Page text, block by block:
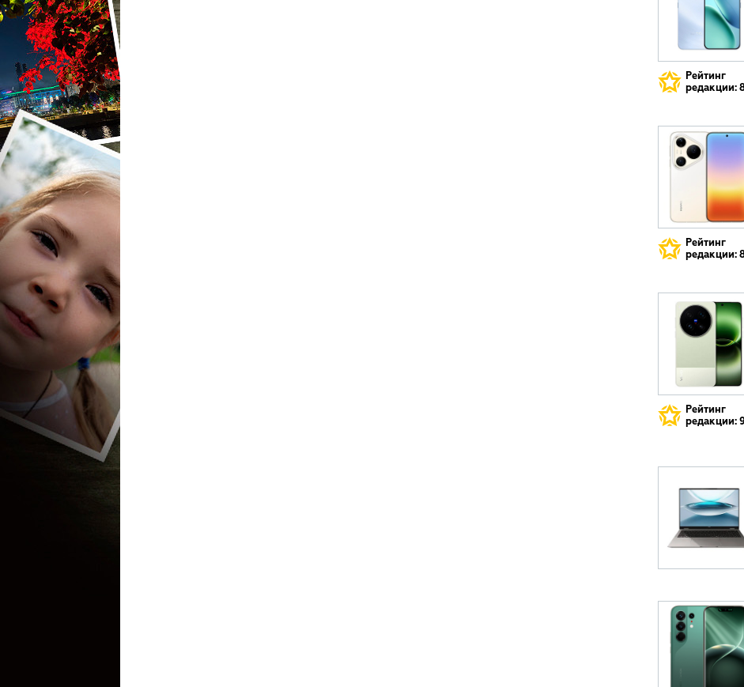
Рейтинг
редакции:
Рейтинг
редакции:
Рейтинг
редакции: